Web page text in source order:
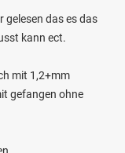
gelesen das es das
kann ect.
mit 1,2+mm
gefangen ohne